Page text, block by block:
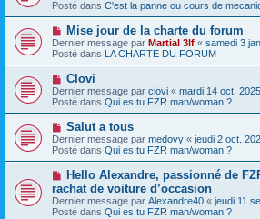
a
g
e
m
e
s
a
g
e
v
e
a
u
m
e
s
s
a
g
e
Posté dans C'est la panne ou cours de
N
o
u
v
a
u
m
e
s
s
a
g
e
Mise jour de la charte du forum
Dernier message par Martial 3lf « samedi 3
Posté dans LA CHARTE DU FORUM
N
o
u
v
e
a
u
m
e
s
a
g
Clovi
Dernier message par clovi « mardi 14 oct.
Posté dans Qui es tu FZR man/woman ?
N
o
u
v
e
a
u
m
e
Salut a tous
Dernier message par medovy « jeudi 2 oct.
Posté dans Qui es tu FZR man/woman ?
N
u
v
e
Hello Alexandre, passionné de
rachat de voiture d’occasion
Dernier message par Alexandre40 « jeudi 11
Posté dans Qui es tu FZR man/woman ?